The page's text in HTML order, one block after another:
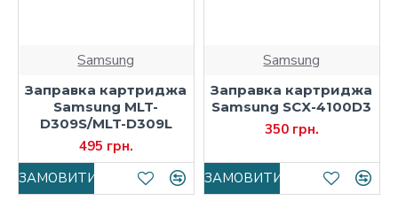
Samsung
Заправка картриджа
Samsung MLT-
D309S/MLT-D309L
495 грн.
ЗАМОВИТИ
Samsung
Заправка картриджа
Samsung SCX-4100D3
350 грн.
ЗАМОВИТИ